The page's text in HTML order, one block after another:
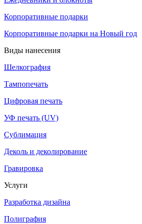
Корпоративные подарки
Корпоративные подарки на Новый год
Виды нанесения
Шелкография
Тампопечать
Цифровая печать
УФ печать (UV)
Сублимация
Деколь и деколирование
Гравировка
Услуги
Разработка дизайна
Полиграфия